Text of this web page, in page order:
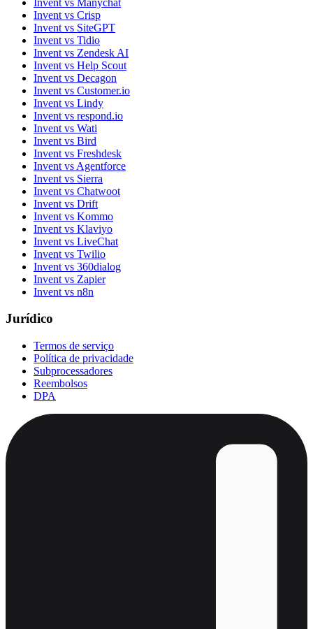
Invent vs Crisp
Invent vs SiteGPT
Invent vs Tidio
Invent vs Zendesk AI
Invent vs Help Scout
Invent vs Decagon
Invent vs Customer.io
Invent vs Lindy
Invent vs respond.io
Invent vs Wati
Invent vs Bird
Invent vs Freshdesk
Invent vs Agentforce
Invent vs Sierra
Invent vs Chatwoot
Invent vs Drift
Invent vs Kommo
Invent vs Klaviyo
Invent vs LiveChat
Invent vs Twilio
Invent vs 360dialog
Invent vs Zapier
Invent vs n8n
Jurídico
Termos de serviço
Política de privacidade
Subprocessadores
Reembolsos
DPA